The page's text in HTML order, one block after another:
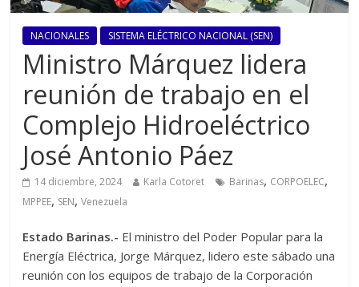
NACIONALES SISTEMA ELÉCTRICO NACIONAL (SEN)
Ministro Márquez lidera
reunión de trabajo en el
Complejo Hidroeléctrico
José Antonio Páez
14 diciembre, 2024 Karla Cotoret Barinas, CORPOELEC,
MPPEE, SEN,Venezuela
Estado Barinas.- El ministro del Poder Popular para la
Energía Eléctrica, Jorge Márquez, lidero este sábado una
reunión con los equipos de trabajo de la Corporación